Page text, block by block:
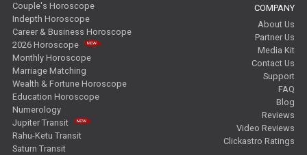
Couple's Horoscope
Indepth Horoscope
Career & Business Horoscope
2026 Horoscope
Monthly Horoscope
Marriage Matching
Wealth & Fortune Horoscope
Education Horoscope
Numerology
Jupiter Transit
Rahu-Ketu Transit
Saturn Transit
COMPANY
About Us
Partner Us
Media Kit
Contact Us
Support
FAQ
Blog
Reviews
Video Reviews
Clickastro Ratings